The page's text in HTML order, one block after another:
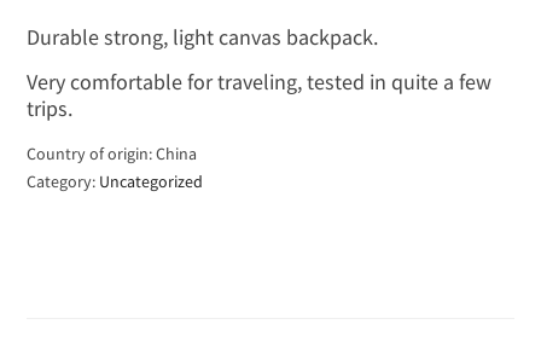
Durable strong, light canvas backpack.
Very comfortable for traveling, tested in quite a few
trips.
Country of origin: China
Category: Uncategorized